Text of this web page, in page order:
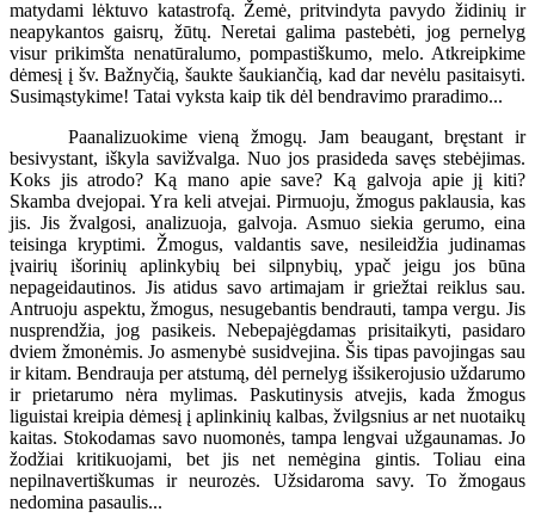
matydami lėktuvo katastrofą. Žemė, pritvindyta pavydo židinių ir
neapykantos gaisrų, žūtų. Neretai galima pastebėti, jog pernelyg
visur prikimšta nenatūralumo, pompastiškumo, melo. Atkreipkime
dėmesį į šv. Bažnyčią, šaukte šaukiančią, kad dar nevėlu pasitaisyti.
Susimąstykime! Tatai vyksta kaip tik dėl bendravimo praradimo...
Paanalizuokime vieną žmogų. Jam beaugant, bręstant ir
besivystant, iškyla savižvalga. Nuo jos prasideda savęs stebėjimas.
Koks jis atrodo? Ką mano apie save? Ką galvoja apie jį kiti?
Skamba dvejopai. Yra keli atvejai. Pirmuoju, žmogus paklausia, kas
jis. Jis žvalgosi, analizuoja, galvoja. Asmuo siekia gerumo, eina
teisinga kryptimi. Žmogus, valdantis save, nesileidžia judinamas
įvairių išorinių aplinkybių bei silpnybių, ypač jeigu jos būna
nepageidautinos. Jis atidus savo artimajam ir griežtai reiklus sau.
Antruoju aspektu, žmogus, nesugebantis bendrauti, tampa vergu. Jis
nusprendžia, jog pasikeis. Nebepajėgdamas prisitaikyti, pasidaro
dviem žmonėmis. Jo asmenybė susidvejina. Šis tipas pavojingas sau
ir kitam. Bendrauja per atstumą, dėl pernelyg išsikerojusio uždarumo
ir prietarumo nėra mylimas. Paskutinysis atvejis, kada žmogus
liguistai kreipia dėmesį į aplinkinių kalbas, žvilgsnius ar net nuotaikų
kaitas. Stokodamas savo nuomonės, tampa lengvai užgaunamas. Jo
žodžiai kritikuojami, bet jis net nemėgina gintis. Toliau eina
nepilnavertiškumas ir neurozės. Užsidaroma savy. To žmogaus
nedomina pasaulis...